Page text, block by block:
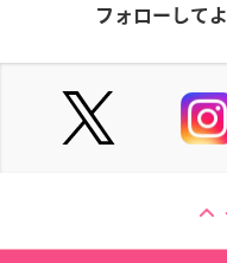
フォローして